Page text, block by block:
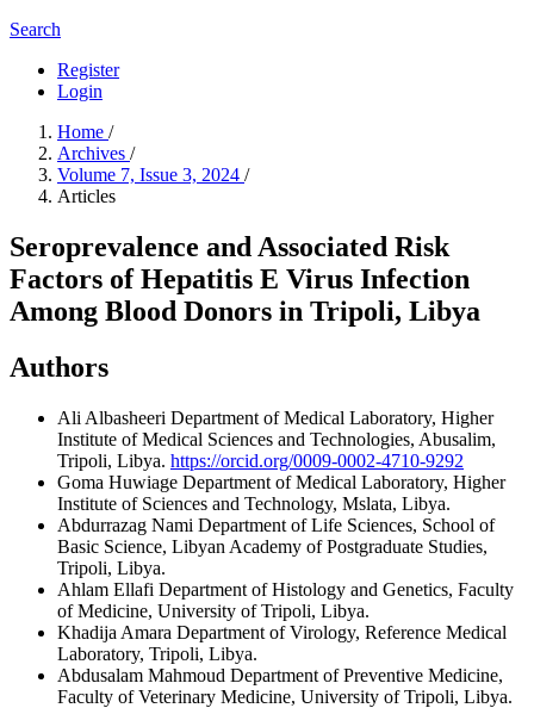
Search
Register
Login
Home /
Archives /
Volume 7, Issue 3, 2024 /
Articles
Seroprevalence and Associated Risk
Factors of Hepatitis E Virus Infection
Among Blood Donors in Tripoli, Libya
Authors
Ali Albasheeri Department of Medical Laboratory, Higher
Institute of Medical Sciences and Technologies, Abusalim,
Tripoli, Libya. https://orcid.org/0009-0002-4710-9292
Goma Huwiage Department of Medical Laboratory, Higher
Institute of Sciences and Technology, Mslata, Libya.
Abdurrazag Nami Department of Life Sciences, School of
Basic Science, Libyan Academy of Postgraduate Studies,
Tripoli, Libya.
Ahlam Ellafi Department of Histology and Genetics, Faculty
of Medicine, University of Tripoli, Libya.
Khadija Amara Department of Virology, Reference Medical
Laboratory, Tripoli, Libya.
Abdusalam Mahmoud Department of Preventive Medicine,
Faculty of Veterinary Medicine, University of Tripoli, Libya.